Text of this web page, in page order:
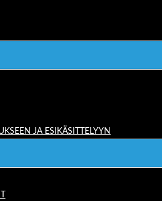
JA ESIKÄSITTELYYN